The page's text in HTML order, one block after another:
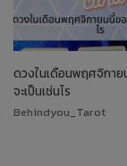
ดวงในเดือนพฤศจิกา
จะเป็นเช่นไร
Behindyou_Tarot